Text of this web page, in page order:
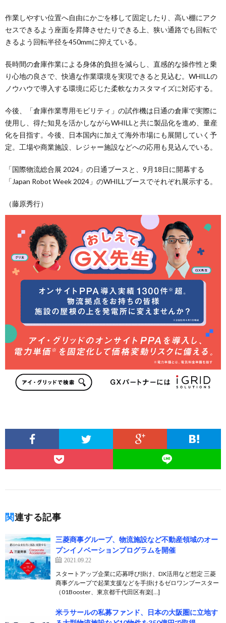
作業しやすい位置へ自由にかごを移して固定したり、高い棚にアク
セスできるよう座面を昇降させたりできる上、狭い通路でも回転で
きるよう回転半径を450mmに抑えている。
長時間の倉庫作業による身体的負担を減らし、直感的な操作性と乗
り心地の良さで、快適な作業環境を実現できると見込む。WHILLの
ノウハウで導入する環境に応じた柔軟なカスタマイズに対応する。
今後、「倉庫作業専用モビリティ」の試作機は日通の倉庫で実際に
使用し、得た知見を活かしながらWHILLと共に製品化を進め、量産
化を目指す。今後、日本国内に加えて海外市場にも展開していく予
定。工場や商業施設、レジャー施設などへの応用も見込んでいる。
「国際物流総合展 2024」の日通ブースと、9月18日に開幕する
「Japan Robot Week 2024」のWHILLブースでそれぞれ展示する。
（藤原秀行）
関連する記事
三菱商事グループ、物流施設など不動産領域のオー
プンイノベーションプログラムを開催
2021.09.22
スタートアップ企業に応募呼び掛け、DX活用など想定 三菱
商事グループで起業支援などを手掛けるゼロワンブースター
（01Booster、東京都千代田区有楽[…]
米ラサールの私募ファンド、日本の大阪圏に立地す